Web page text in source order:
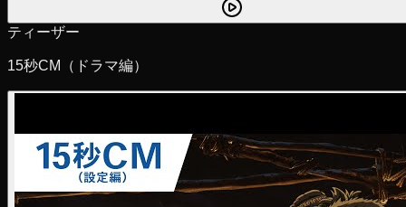
ティーザー
15秒CM（ドラマ編）